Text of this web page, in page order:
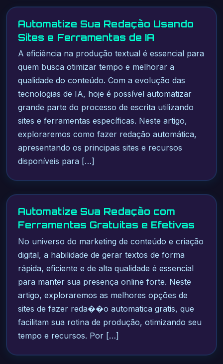
Automatize Sua Redação Usando
Sites e Ferramentas de IA
A eficiência na produção textual é essencial para
quem busca otimizar tempo e melhorar a
qualidade do conteúdo. Com a evolução das
tecnologias de IA, hoje é possível automatizar
grande parte do processo de escrita utilizando
sites e ferramentas específicas. Neste artigo,
exploraremos como fazer redação automática,
apresentando os principais sites e recursos
disponíveis para […]
Automatize Sua Redação com
Ferramentas Gratuitas e Efetivas
No universo do marketing de conteúdo e criação
digital, a habilidade de gerar textos de forma
rápida, eficiente e de alta qualidade é essencial
para manter sua presença online forte. Neste
artigo, exploraremos as melhores opções de
sites de fazer reda��o automatica gratis, que
facilitam sua rotina de produção, otimizando seu
tempo e recursos. Por […]